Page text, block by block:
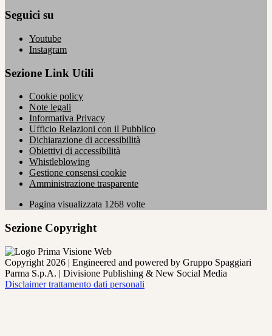
Seguici su
Youtube
Instagram
Sezione Link Utili
Cookie policy
Note legali
Informativa Privacy
Ufficio Relazioni con il Pubblico
Dichiarazione di accessibilità
Obiettivi di accessibilità
Whistleblowing
Gestione consensi cookie
Amministrazione trasparente
Pagina visualizzata 1268 volte
Sezione Copyright
Copyright 2026 | Engineered and powered by Gruppo Spaggiari
Parma S.p.A. | Divisione Publishing & New Social Media
Disclaimer trattamento dati personali